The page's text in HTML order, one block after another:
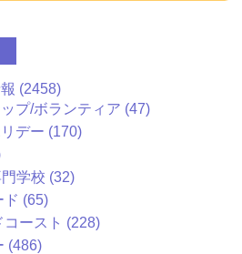
(2458)
プ/ボランティア (47)
デー (170)
学校 (32)
ド (65)
ースト (228)
(486)